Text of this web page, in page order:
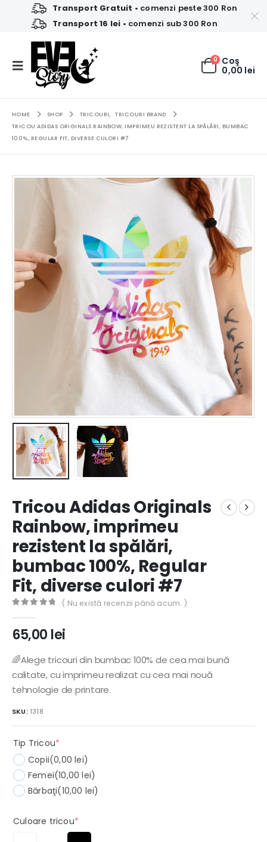
Transport Gratuit • comenzi peste 300 Ron
Transport 16 lei • comenzi sub 300 Ron
0 Coş
0,00 lei
HOME SHOP TRICOURI,
TRICOURI BRAND
TRICOU ADIDAS ORIGINALS RAINBOW, IMPRIMEU REZISTENT LA SPĂLĂRI, BUMBAC
100%, REGULAR FIT, DIVERSE CULORI #7
Tricou Adidas Originals
Rainbow, imprimeu
rezistent la spălări,
bumbac 100%, Regular
Fit, diverse culori #7
( Nu există recenzii până acum. )
65,00 lei
🌈Alege tricouri din bumbac 100% de cea mai bună
calitate, cu imprimeu realizat cu cea mai nouă
tehnologie de printare.
SKU: 1318
Tip Tricou*
Copii(0,00 lei)
Femei(10,00 lei)
Bărbaţi(10,00 lei)
Culoare tricou*(required)